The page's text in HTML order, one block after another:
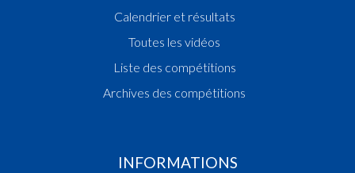
Calendrier et résultats
Toutes les vidéos
Liste des compétitions
Archives des compétitions
INFORMATIONS